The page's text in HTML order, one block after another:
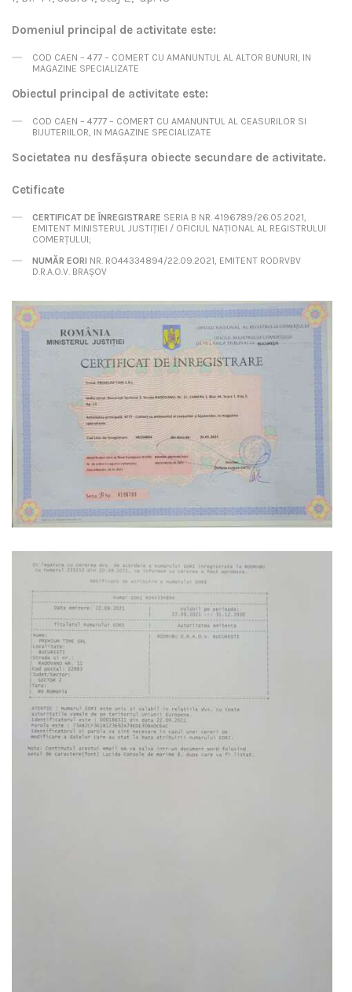
Domeniul principal de activitate este:
COD CAEN – 477 – COMERT CU AMANUNTUL AL ALTOR BUNURI, IN
MAGAZINE SPECIALIZATE
Obiectul principal de activitate este:
COD CAEN – 4777 – COMERT CU AMANUNTUL AL CEASURILOR SI
BIJUTERIILOR, IN MAGAZINE SPECIALIZATE
Societatea nu desfăşura obiecte secundare de activitate.
Cetificate
CERTIFICAT DE ÎNREGISTRARE SERIA B NR. 4196789/26.05.2021,
EMITENT MINISTERUL JUSTIȚIEI / OFICIUL NAȚIONAL AL REGISTRULUI
COMERȚULUI;
NUMĂR EORI NR. RO44334894/22.09.2021, EMITENT RODRVBV
D.R.A.O.V. BRAȘOV